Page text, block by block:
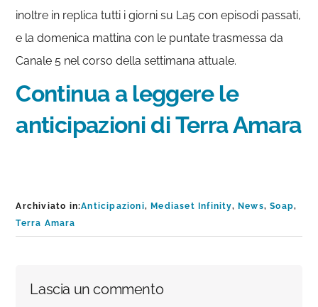
inoltre in replica tutti i giorni su La5 con episodi passati,
e la domenica mattina con le puntate trasmessa da
Canale 5 nel corso della settimana attuale.
Continua a leggere le
anticipazioni di Terra Amara
Archiviato in:Anticipazioni,Mediaset Infinity,News,Soap,
Terra Amara
Interazioni
Lascia un commento